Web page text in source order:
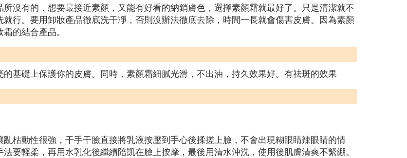
沒有的，想要最接近素顏，又能有好看的納銷膚色，選擇素顏霜就最好了。只是清潔就不
行。要用卸妝產品徹底洗干凈，否則沒辦法徹底去除，時間一長就會傷害皮膚。因為素顏
的結合產品。
基礎上保護你的皮膚。同時，素顏霜細膩光滑，不出油，持久效果好。有祛斑的效果
枯動性很強，干手干臉直接將乳液按壓到手心後揉搓上臉，不會出現糊眼睛辣眼睛的情
要輕柔，再用水乳化後繼續陪凱在臉上按摩，最後用清水沖洗，使用後肌膚清爽不緊綳。